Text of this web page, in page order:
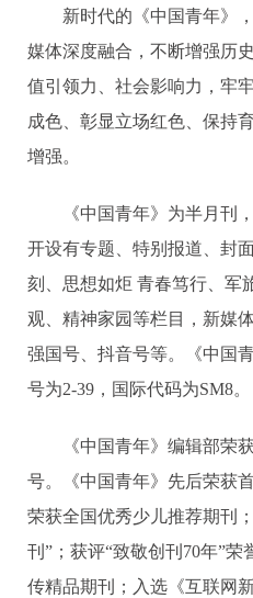
新时代的《中国青年》，
媒体深度融合，不断增强历
值引领力、社会影响力，牢
成色、彰显立场红色、保持
增强。
《中国青年》为半月刊，
开设有专题、特别报道、封
刻、思想如炬 青春笃行、军
观、精神家园等栏目，新媒
强国号、抖音号等。《中国
号为2-39，国际代码为SM8。
《中国青年》编辑部荣获
号。《中国青年》先后荣获
荣获全国优秀少儿推荐期刊
刊”；获评“致敬创刊70年”
传精品期刊；入选《互联网